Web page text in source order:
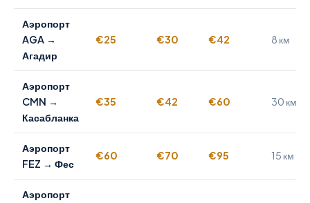
Аэропорт
AGA →
Агадир
€25 €30 €42 8 км
Аэропорт
CMN →
Касабланка
€35 €42 €60 30 км
Аэропорт
FEZ → Фес
€60 €70 €95 15 км
Аэропорт